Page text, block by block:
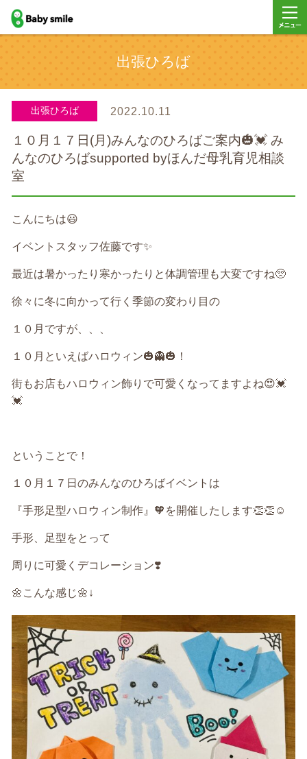
baby smile
出張ひろば
出張ひろば 2022.10.11
１０月１７日(月)みんなのひろばご案内🎃💓 み
んなのひろばsupported byほんだ母乳育児相談
室
こんにちは😃
イベントスタッフ佐藤です✨
最近は暑かったり寒かったりと体調管理も大変ですね🥺
徐々に冬に向かって行く季節の変わり目の
１０月ですが、、、
１０月といえばハロウィン🎃👻🎃！
街もお店もハロウィン飾りで可愛くなってますよね😍💓
💓
ということで！
１０月１７日のみんなのひろばイベントは
『手形足型ハロウィン制作』 🧡 を開催したします👏👏☺️
手形、足型をとって
周りに可愛くデコレーション❣️
🌼 こんな感じ🌼↓